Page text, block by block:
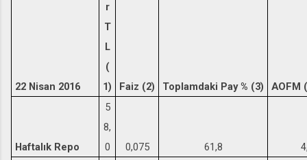
22 Nisan 2016
r
T
L
(
1)
Faiz (2) Toplamdaki Pay % (3) AOFM
Haftalık Repo
5
8,
0
0,075 61,8